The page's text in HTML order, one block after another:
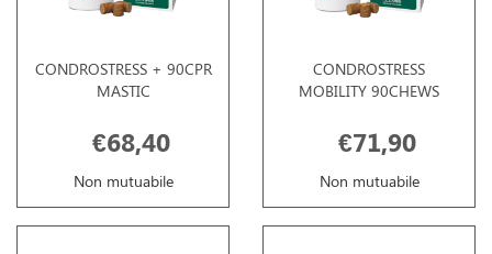
CONDROSTRESS + 90CPR
MASTIC
€68,40
Non mutuabile
CONDROSTRESS
MOBILITY 90CHEWS
€71,90
Non mutuabile